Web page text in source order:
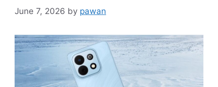
June 7, 2026 by pawan